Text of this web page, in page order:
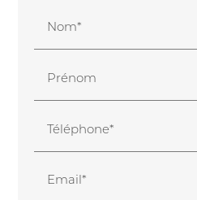
Nom*
Prénom
Téléphone*
Email*